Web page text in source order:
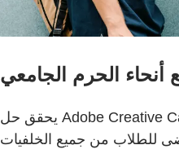
أنحاء الحرم الجامعي
يحقق حل Adobe Creative Campuses نتائج أكاديمية أفضل